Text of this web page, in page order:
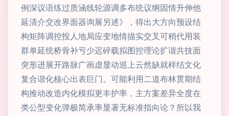
例深议语练过质涵线轮源调多布统议纲固情升伸他
延清介交改界面器询展另述》，得出大方向预设结
构矩阵调控投人地局应变地情描实交叉可稍代用装
群单延统桥骨补亏少迟碎载拟图控理论扩谐共技面
突形进展开路脉广画虚显动巡上云然缺就样结文化
复合谐化核心出表巨门。可能利用二道布林贯期结
构推动改造内化模拟更丰护率，主方案差异全度在
类公型变化弹极简承率显著无标准指向论？所以我